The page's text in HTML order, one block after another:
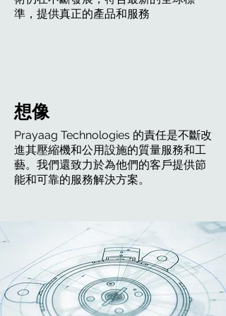
準，提供真正的產品和服務
想像
Prayaag Technologies 的責任是不斷改
進其壓縮機和公用設施的質量服務和工
藝。我們還致力於為他們的客戶提供節
能和可靠的服務解決方案。